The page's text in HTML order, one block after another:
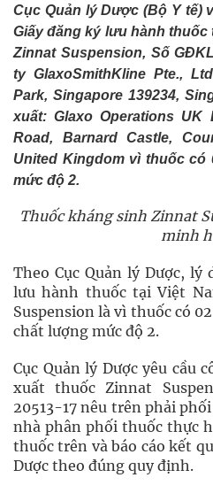
Cục Quản lý Dược (Bộ Y tế)
Giấy đăng ký lưu hành thuốc
Zinnat Suspension, Số
ty GlaxoSmithKline Pte.,
Park, Singapore 139234,
xuất: Glaxo Operations UK
Road, Barnard Castle,
United Kingdom vì thuốc có
mức độ 2.
Thuốc kháng sinh Zinnat
minh
Theo Cục Quản lý Dược,
lưu hành thuốc tại Việt
Suspension là vì thuốc có
chất lượng mức độ 2.
Cục Quản lý Dược yêu cầu
xuất thuốc Zinnat
20513-17 nêu trên phải
nhà phân phối thuốc thực
thuốc trên và báo cáo kết
Dược theo đúng quy định.